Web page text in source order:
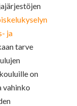
ja
tarve
on
vahinko